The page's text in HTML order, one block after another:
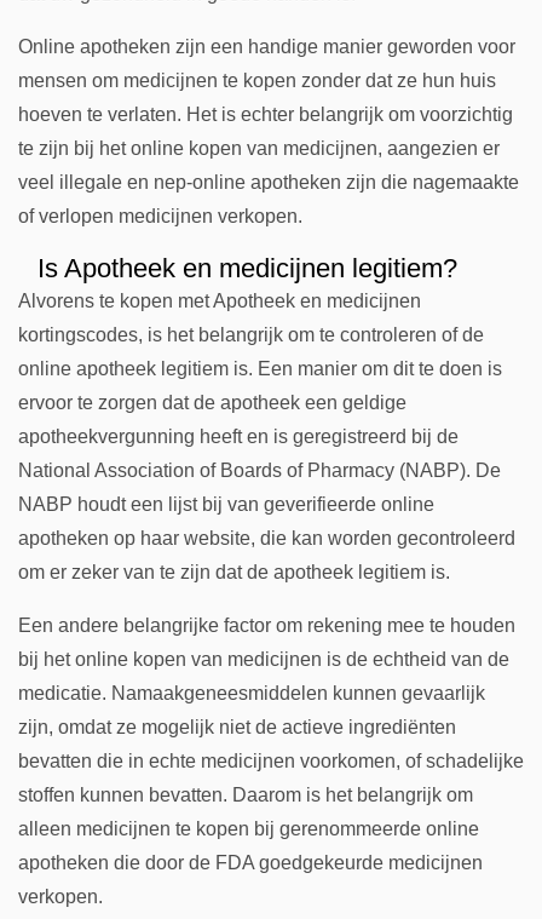
Online apotheken zijn een handige manier geworden voor
mensen om medicijnen te kopen zonder dat ze hun huis
hoeven te verlaten. Het is echter belangrijk om voorzichtig
te zijn bij het online kopen van medicijnen, aangezien er
veel illegale en nep-online apotheken zijn die nagemaakte
of verlopen medicijnen verkopen.
Is Apotheek en medicijnen legitiem?
Alvorens te kopen met Apotheek en medicijnen
kortingscodes, is het belangrijk om te controleren of de
online apotheek legitiem is. Een manier om dit te doen is
ervoor te zorgen dat de apotheek een geldige
apotheekvergunning heeft en is geregistreerd bij de
National Association of Boards of Pharmacy (NABP). De
NABP houdt een lijst bij van geverifieerde online
apotheken op haar website, die kan worden gecontroleerd
om er zeker van te zijn dat de apotheek legitiem is.
Een andere belangrijke factor om rekening mee te houden
bij het online kopen van medicijnen is de echtheid van de
medicatie. Namaakgeneesmiddelen kunnen gevaarlijk
zijn, omdat ze mogelijk niet de actieve ingrediënten
bevatten die in echte medicijnen voorkomen, of schadelijke
stoffen kunnen bevatten. Daarom is het belangrijk om
alleen medicijnen te kopen bij gerenommeerde online
apotheken die door de FDA goedgekeurde medicijnen
verkopen.